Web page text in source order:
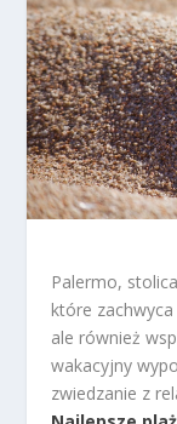
Palermo,
które
ale również
wakacyjny
zwiedzanie z